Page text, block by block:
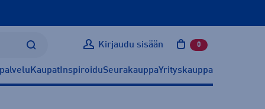
Kirjaudu sisään 0 tuotetta
Kaupat InspiroiduSeurakauppaYrityskauppa